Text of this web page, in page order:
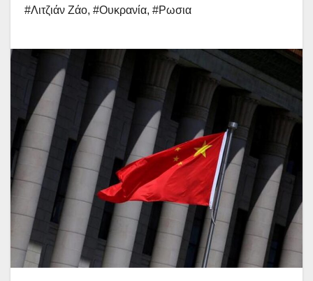
#Λιτζιάν Ζάο, #Ουκρανία, #Ρωσια